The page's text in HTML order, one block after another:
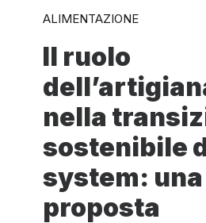
ALIMENTAZIONE
Il ruolo
nella
sostenibile
system: una
proposta